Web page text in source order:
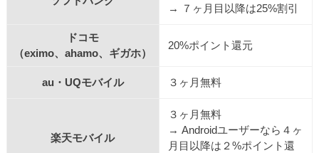
→ ７ヶ月目以降は25%割引
ドコモ
（eximo、ahamo、ギガホ）
20%ポイント還元
au・UQモバイル ３ヶ月無料
楽天モバイル
３ヶ月無料
→ Androidユーザーなら４ヶ
月目以降は２%ポイント還